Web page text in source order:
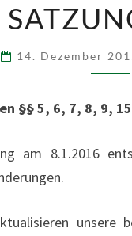
14. Dezember
§§ 5, 6, 7, 8, 9,
am 8.1.2016